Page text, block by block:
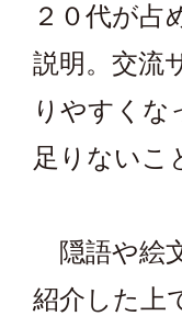
２０代が占
説明。交流
りやすくな
足りないこ
隠語や絵
紹介した上